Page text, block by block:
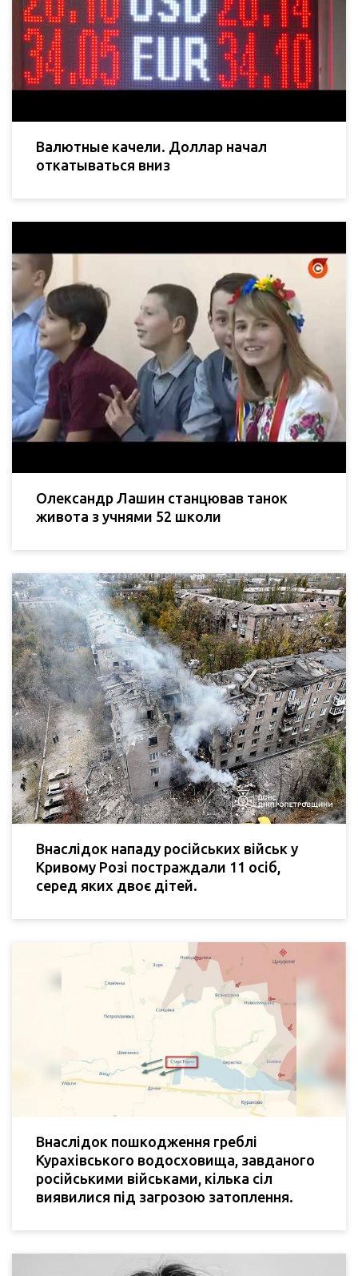
Валютные качели. Доллар начал
откатываться вниз
Олександр Лашин станцював танок
живота з учнями 52 школи
Внаслідок нападу російських військ у
Кривому Розі постраждали 11 осіб,
серед яких двоє дітей.
Внаслідок пошкодження греблі
Курахівського водосховища, завданого
російськими військами, кілька сіл
виявилися під загрозою затоплення.